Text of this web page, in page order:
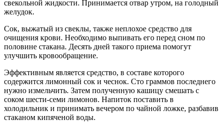
свекольной жидкости. Принимается отвар утром, на голодный
желудок.
Сок, выжатый из свеклы, также неплохое средство для
очищения крови. Необходимо выпивать его перед сном по
половине стакана. Десять дней такого приема помогут
улучшить кровообращение.
Эффективным является средство, в составе которого
содержится лимонный сок и чеснок. Сто граммов последнего
нужно измельчить. Затем полученную кашицу смешать с
соком шести-семи лимонов. Напиток поставить в
холодильник и принимать вечером по чайной ложке, разбавив
стаканом кипяченой воды.